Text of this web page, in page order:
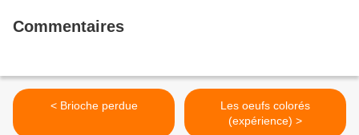
Commentaires
< Brioche perdue
Les oeufs colorés
(expérience) >